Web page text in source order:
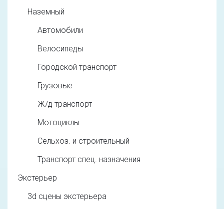
Наземный
Автомобили
Велосипеды
Городской транспорт
Грузовые
Ж/д транспорт
Мотоциклы
Сельхоз. и строительный
Транспорт спец. назначения
Экстерьер
3d cцены экстерьера